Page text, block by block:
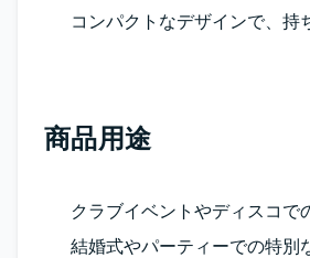
コンパクトなデザインで、持
商品用途
クラブイベントやディスコで
結婚式やパーティーでの特別